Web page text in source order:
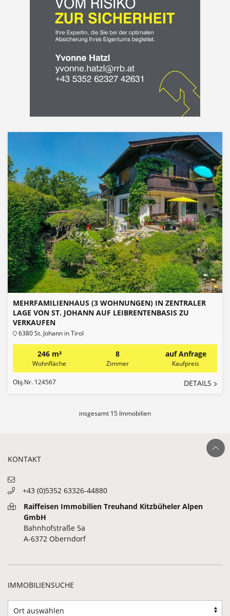
MEHRFAMILIENHAUS (3 WOHNUNGEN) IN ZENTRALER
LAGE VON ST. JOHANN AUF LEIBRENTENBASIS ZU
VERKAUFEN
6380 St. Johann in Tirol
246 m²
Wohnfläche
8
Zimmer
auf Anfrage
Kaufpreis
Obj.Nr. 124567 DETAILS
insgesamt 15 Immobilien
KONTAKT
+43 (0)5352 63326-44880
Raiffeisen Immobilien Treuhand Kitzbüheler Alpen
GmbH
Bahnhofstraße 5a
A-6372 Oberndorf
IMMOBILIENSUCHE
Ganz nach